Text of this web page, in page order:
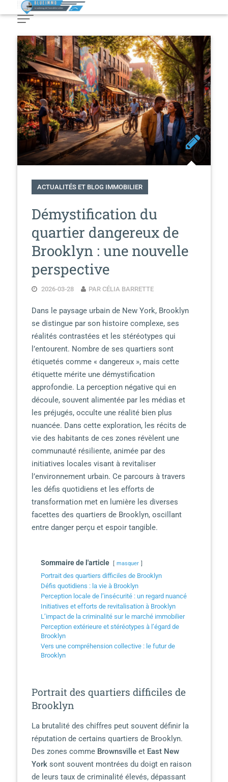
to
ACTUALITÉS ET BLOG IMMOBILIER
Démystification du
quartier dangereux de
Brooklyn : une nouvelle
perspective
2026-03-28 PAR CÉLIA BARRETTE
Dans le paysage urbain de New York, Brooklyn
se distingue par son histoire complexe, ses
réalités contrastées et les stéréotypes qui
l’entourent. Nombre de ses quartiers sont
étiquetés comme « dangereux », mais cette
étiquette mérite une démystification
approfondie. La perception négative qui en
découle, souvent alimentée par les médias et
les préjugés, occulte une réalité bien plus
nuancée. Dans cette exploration, les récits de
vie des habitants de ces zones révèlent une
communauté résiliente, animée par des
initiatives locales visant à revitaliser
l’environnement urbain. Ce parcours à travers
les défis quotidiens et les efforts de
transformation met en lumière les diverses
facettes des quartiers de Brooklyn, oscillant
entre danger perçu et espoir tangible.
Sommaire de l'article masquer
Portrait des quartiers difficiles de Brooklyn
Défis quotidiens : la vie à Brooklyn
Perception locale de l’insécurité : un regard nuancé
Initiatives et efforts de revitalisation à Brooklyn
L’impact de la criminalité sur le marché immobilier
Perception extérieure et stéréotypes à l’égard de
Brooklyn
Vers une compréhension collective : le futur de
Brooklyn
Portrait des quartiers difficiles de
Brooklyn
La brutalité des chiffres peut souvent définir la
réputation de certains quartiers de Brooklyn.
Des zones comme Brownsvilleet East New
Yorksont souvent montrées du doigt en raison
de leurs taux de criminalité élevés, dépassant